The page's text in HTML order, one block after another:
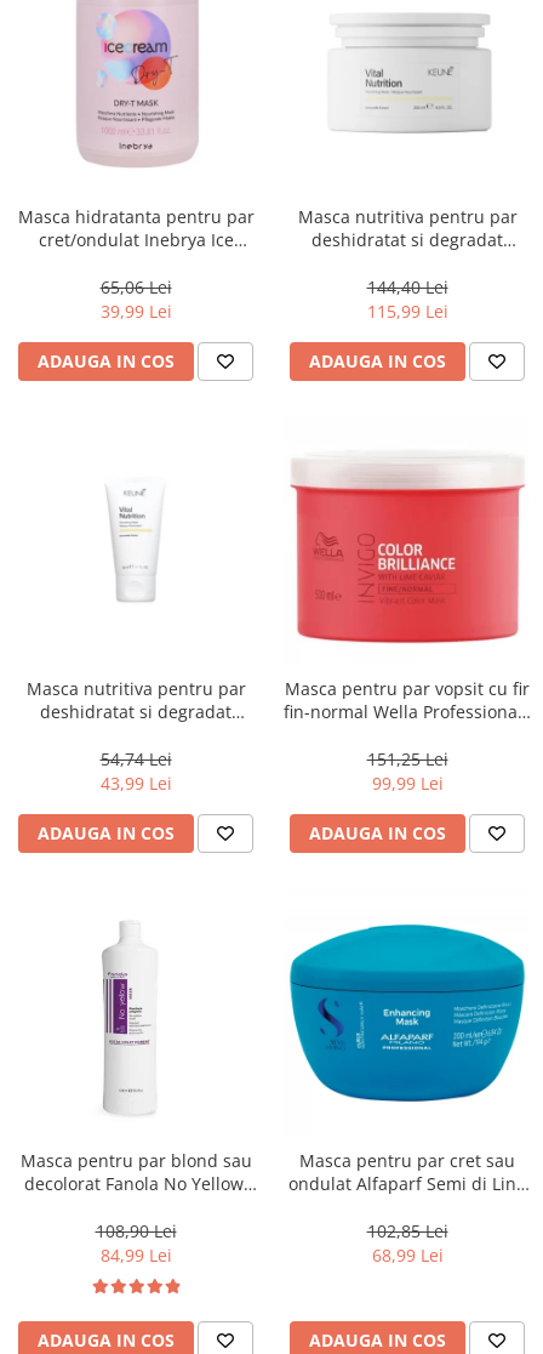
Masca hidratanta pentru par
cret/ondulat Inebrya Ice
65,06 Lei
39,99 Lei
ADAUGA IN COS
Masca nutritiva pentru par
deshidratat si degradat
Mask, 250 ml
144,40 Lei
115,99 Lei
ADAUGA IN COS
Masca nutritiva pentru par
deshidratat si degradat
Mask, 50 ml
54,74 Lei
43,99 Lei
ADAUGA IN COS
Masca pentru par vopsit cu fir
fin-normal Wella Professionals
151,25 Lei
99,99 Lei
ADAUGA IN COS
Masca pentru par blond sau
decolorat Fanola No Yellow,
108,90 Lei
84,99 Lei
ADAUGA IN COS
Masca pentru par cret sau
ondulat Alfaparf Semi di Lino
102,85 Lei
68,99 Lei
ADAUGA IN COS